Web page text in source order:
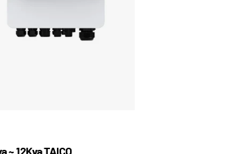
~ 12Kva TAICO